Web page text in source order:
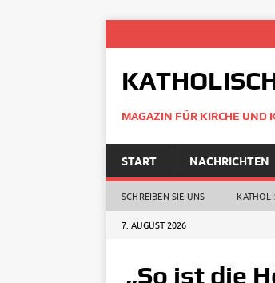
MAGAZIN FÜR KIRCHE UND
START NACHRICHTEN
SCHREIBEN SIE UNS
7. AUGUST 2026
„So ist die